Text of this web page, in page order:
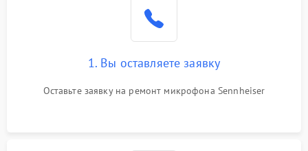
1. Вы оставляете заявку
Оставьте заявку на ремонт микрофона Sennheiser